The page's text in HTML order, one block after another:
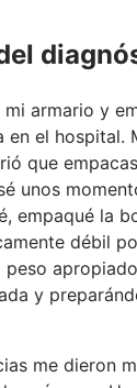
mi armario y
en el hospital.
que
unos
empaqué la
débil
y
me dieron